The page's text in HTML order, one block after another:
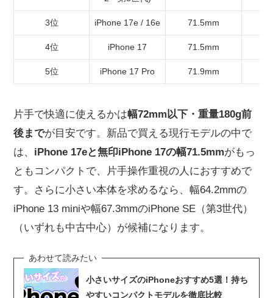
3位 iPhone 17e / 16e 71.5mm
4位 iPhone 17 71.5mm
5位 iPhone 17 Pro 71.9mm
片手で快適に使えるかは幅72mm以下・重量180g前
後までが目安です。新品で買える現行モデルの中で
は、 iPhone 17eと無印iPhone 17の幅71.5mmがもっ
ともコンパクトで、片手操作重視の人におすすめで
す。さらに小さい本体を求めるなら、幅64.2mmの
iPhone 13 miniや幅67.3mmのiPhone SE（第3世代）
（いずれも中古中心）が候補になります。
小さいサイズのiPhoneおすすめ5選！持ち
やすいコンパクトモデルを徹底比較